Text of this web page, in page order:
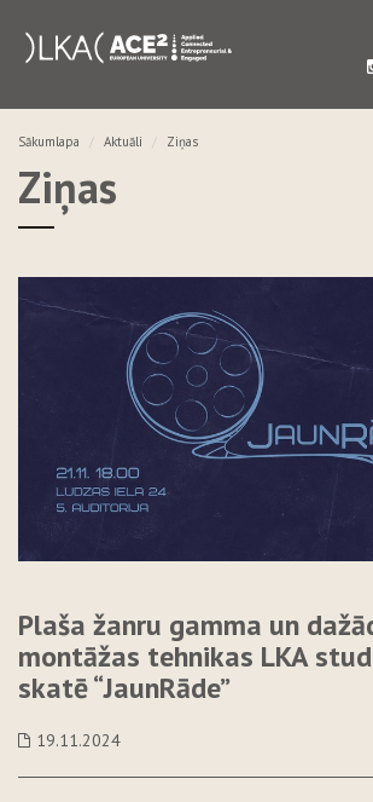
Sākumlapa Aktuāli Ziņas
Ziņas
Plaša žanru gamma un
montāžas tehnikas LKA
skatē “JaunRāde”
19.11.2024